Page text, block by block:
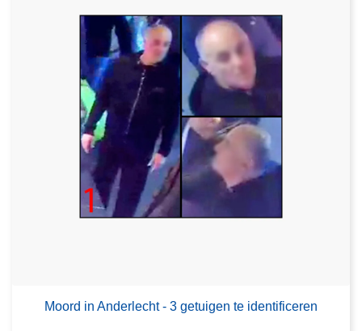
Moord in Anderlecht - 3 getuigen te identificeren